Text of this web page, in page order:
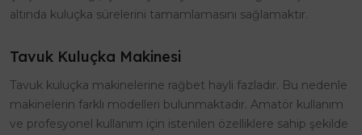
altında kuluçka sürelerini tamamlamasını sağlamaktır.
Tavuk Kuluçka Makinesi
Tavuk kuluçka makinelerine rağbet hayli fazladır. Bu nedenle
makinelerin farklı modelleri bulunmaktadır. Amatör kullanım
ve profesyonel kullanım için istenilen özelliklere sahip şekilde